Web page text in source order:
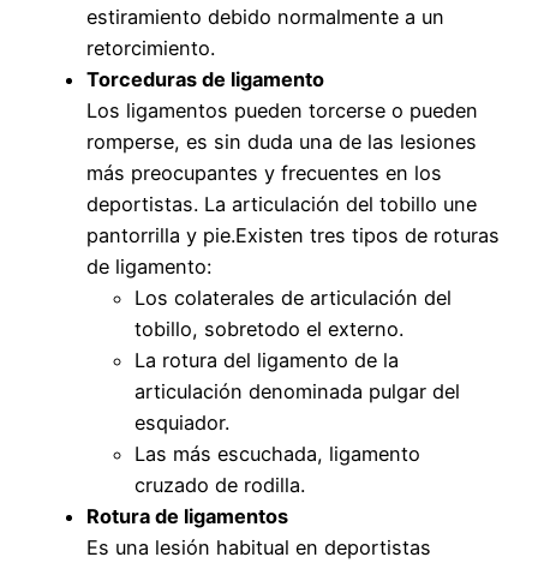
estiramiento debido normalmente a un
retorcimiento.
Torceduras de ligamento
Los ligamentos pueden torcerse o pueden
romperse, es sin duda una de las lesiones
más preocupantes y frecuentes en los
deportistas. La articulación del tobillo une
pantorrilla y pie.Existen tres tipos de roturas
de ligamento:
Los colaterales de articulación del
tobillo, sobretodo el externo.
La rotura del ligamento de la
articulación denominada pulgar del
esquiador.
Las más escuchada, ligamento
cruzado de rodilla.
Rotura de ligamentos
Es una lesión habitual en deportistas